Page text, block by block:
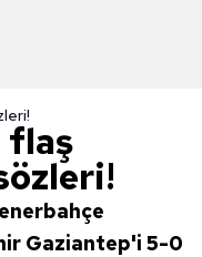
flaş
Gaziantep'i 5-0